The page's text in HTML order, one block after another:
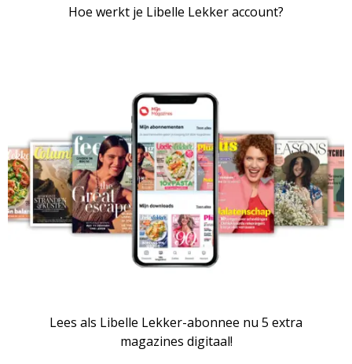
Hoe werkt je Libelle Lekker account?
Lees als Libelle Lekker-abonnee nu 5 extra
magazines digitaal!